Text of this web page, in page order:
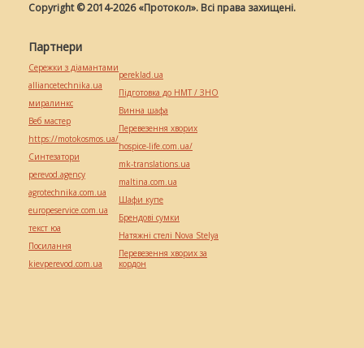
Copyright © 2014-2026 «Протокол». Всі права захищені.
Партнери
Сережки з діамантами
alliancetechnika.ua
миралинкс
Веб мастер
https://motokosmos.ua/
Синтезатори
perevod.agency
agrotechnika.com.ua
europeservice.com.ua
текст юа
Посилання
kievperevod.com.ua
pereklad.ua
Підготовка до НМТ / ЗНО
Винна шафа
Перевезення хворих
hospice-life.com.ua/
mk-translations.ua
maltina.com.ua
Шафи купе
Брендові сумки
Натяжні стелі Nova Stelya
Перевезення хворих за
кордон